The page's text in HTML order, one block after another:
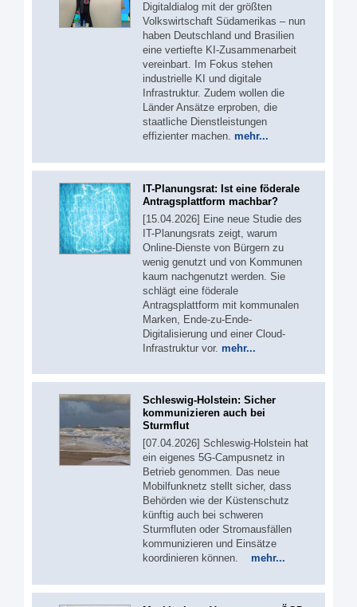
Digitaldialog mit der größten
Volkswirtschaft Südamerikas – nun
haben Deutschland und Brasilien
eine vertiefte KI-Zusammenarbeit
vereinbart. Im Fokus stehen
industrielle KI und digitale
Infrastruktur. Zudem wollen die
Länder Ansätze erproben, die
staatliche Dienstleistungen
effizienter machen. mehr...
IT-Planungsrat: Ist eine föderale
Antragsplattform machbar?
[15.04.2026] Eine neue Studie des
IT-Planungsrats zeigt, warum
Online-Dienste von Bürgern zu
wenig genutzt und von Kommunen
kaum nachgenutzt werden. Sie
schlägt eine föderale
Antragsplattform mit kommunalen
Marken, Ende-zu-Ende-
Digitalisierung und einer Cloud-
Infrastruktur vor. mehr...
Schleswig-Holstein: Sicher
kommunizieren auch bei
Sturmflut
[07.04.2026] Schleswig-Holstein hat
ein eigenes 5G‑Campusnetz in
Betrieb genommen. Das neue
Mobilfunknetz stellt sicher, dass
Behörden wie der Küstenschutz
künftig auch bei schweren
Sturmfluten oder Stromausfällen
kommunizieren und Einsätze
koordinieren können. mehr...